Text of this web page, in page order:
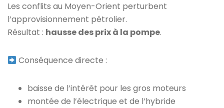
Les conflits au Moyen-Orient perturbent
l’approvisionnement pétrolier.
Résultat : hausse des prix à la pompe.
Conséquence directe :
baisse de l’intérêt pour les gros moteurs
montée de l’électrique et de l’hybride